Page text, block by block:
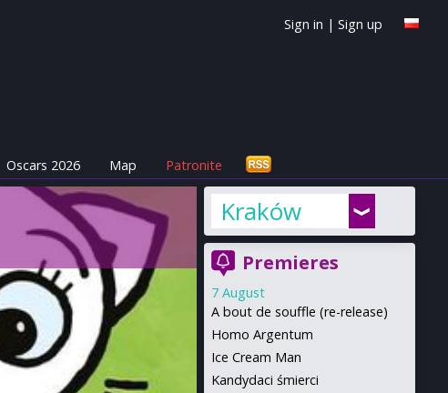
Sign in | Sign up
Oscars 2026 Map Patronite
Kraków
Premieres
7 August
A bout de souffle (re-release)
Homo Argentum
Ice Cream Man
Kandydaci śmierci